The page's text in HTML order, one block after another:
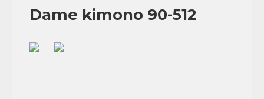
Dame kimono 90-512